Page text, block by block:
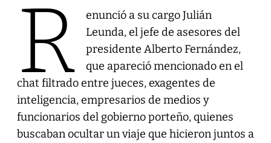
R
enunció a su cargo Julián
Leunda, el jefe de asesores del
presidente Alberto Fernández,
que apareció mencionado en el
chat filtrado entre jueces, exagentes de
inteligencia, empresarios de medios y
funcionarios del gobierno porteño, quienes
buscaban ocultar un viaje que hicieron juntos a